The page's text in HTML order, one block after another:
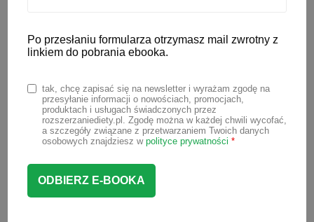
27 października 2021
popularna, nie tylko jako kaszka dla
niemowlaka, ale jako składnik wielu
różnorodnych posiłków. Z odpowiednio
wyczarować wiele fantastycznych
posiłków. Dzisiaj przygotowałam przepis
Po przesłaniu formularza otrzymasz mail zwrotny z
linkiem do pobrania ebooka.
tak, chcę zapisać się na newsletter i wyrażam zgodę na
przesyłanie informacji o nowościach, promocjach,
produktach i usługach świadczonych przez
rozszerzaniediety.pl. Zgodę można w każdej chwili wycofać,
a szczegóły związane z przetwarzaniem Twoich danych
osobowych znajdziesz w polityce prywatności *